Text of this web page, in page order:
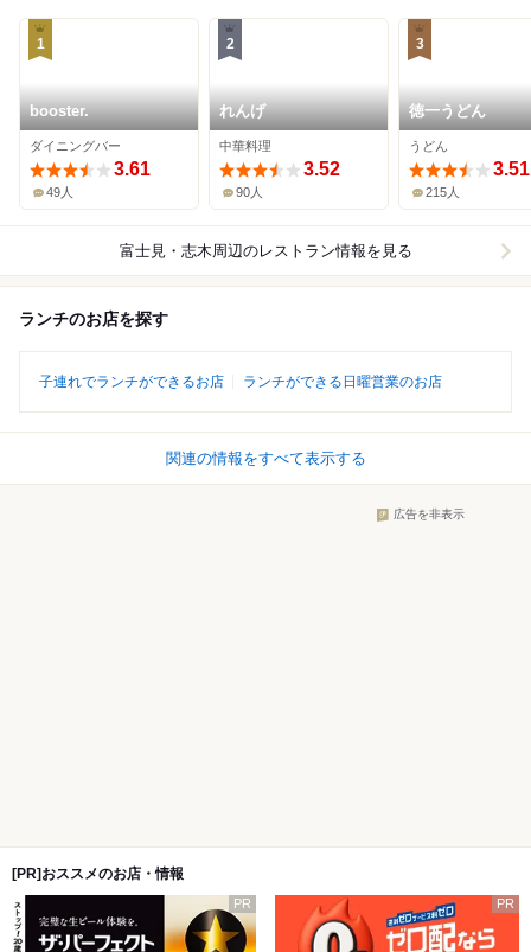
1
booster.
ダイニングバー
3.61
49人
2
れんげ
中華料理
3.52
90人
3
徳一うどん
うどん
3.51
215人
富士見・志木周辺のレストラン情報を見る
ランチのお店を探す
子連れでランチができるお店 ランチができる日曜営業のお店
関連の情報をすべて表示する
広告を非表示
[PR]おススメのお店・情報
PR PR